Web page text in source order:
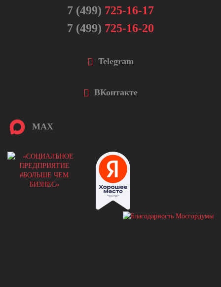
7 (499) 725-16-17
7 (499) 725-16-20
Telegram
ВКонтакте
MAX